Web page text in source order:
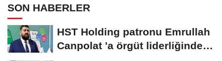
SON HABERLER
HST Holding patronu Emrullah
Canpolat 'a örgüt liderliğinden